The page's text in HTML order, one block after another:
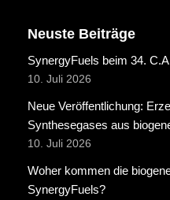
Neuste Beiträge
SynergyFuels beim 34.
10. Juli 2026
Neue Veröffentlichung:
Synthesegases aus
10. Juli 2026
Woher kommen die
SynergyFuels?